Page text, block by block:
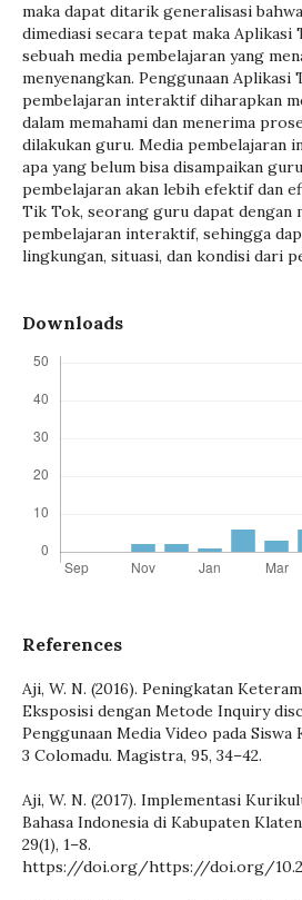
maka dapat ditarik generalisasi
dimediasi secara tepat maka Aplikasi
sebuah media pembelajaran yang
menyenangkan. Penggunaan Aplikasi
pembelajaran interaktif diharapkan
dalam memahami dan menerima
dilakukan guru. Media pembelajaran
apa yang belum bisa disampaikan
pembelajaran akan lebih efektif dan
Tik Tok, seorang guru dapat dengan
pembelajaran interaktif, sehingga
lingkungan, situasi, dan kondisi dari
Downloads
References
Aji, W. N. (2016). Peningkatan
Eksposisi dengan Metode Inquiry
Penggunaan Media Video pada
3 Colomadu. Magistra, 95, 34–42.
Aji, W. N. (2017). Implementasi
Bahasa Indonesia di Kabupaten
29(1), 1–8.
https://doi.org/https://doi.org/